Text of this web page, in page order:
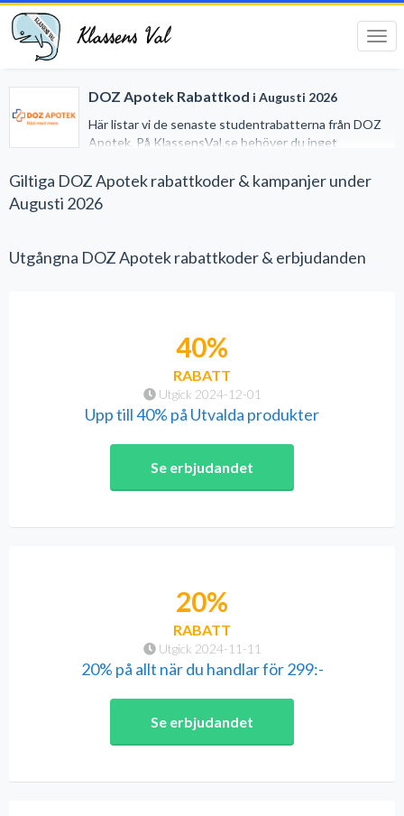
Klassens Val
DOZ Apotek Rabattkod i Augusti 2026
Här listar vi de senaste studentrabatterna från DOZ
Apotek. På KlassensVal.se behöver du inget
handlar på nätet. Vi har gjort det lätt för dig genom att
samla alla studentrabatter på ett och samma ställe.
Giltiga DOZ Apotek rabattkoder & kampanjer under
Augusti 2026
Utgångna DOZ Apotek rabattkoder & erbjudanden
Utgick 2024-12-01
40%
RABATT
Upp till 40% på Utvalda produkter
Se erbjudandet
Utgick 2024-11-11
20%
RABATT
20% på allt när du handlar för 299:-
Se erbjudandet